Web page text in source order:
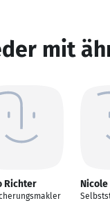
mit
Richter